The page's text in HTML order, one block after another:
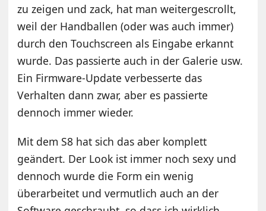
zu zeigen und zack, hat man weitergescrollt,
weil der Handballen (oder was auch immer)
durch den Touchscreen als Eingabe erkannt
wurde. Das passierte auch in der Galerie usw.
Ein Firmware-Update verbesserte das
Verhalten dann zwar, aber es passierte
dennoch immer wieder.
Mit dem S8 hat sich das aber komplett
geändert. Der Look ist immer noch sexy und
dennoch wurde die Form ein wenig
überarbeitet und vermutlich auch an der